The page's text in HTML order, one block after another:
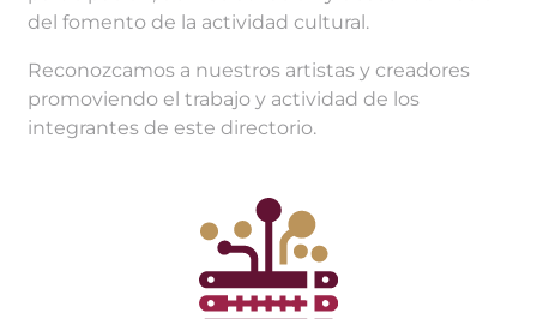
del fomento de la actividad cultural.
Reconozcamos a nuestros artistas y creadores
promoviendo el trabajo y actividad de los
integrantes de este directorio.